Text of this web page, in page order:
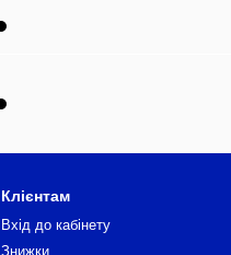
Клієнтам
Вхід до кабінету
Знижки